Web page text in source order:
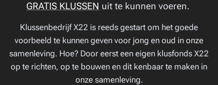
GRATIS KLUSSEN uit te kunnen voeren.
Klussenbedrijf X22 is reeds gestart om het goede
voorbeeld te kunnen geven voor jong en oud in onze
samenleving. Hoe? Door eerst een eigen klusfonds X22
op te richten, op te bouwen en dit kenbaar te maken in
onze samenleving.